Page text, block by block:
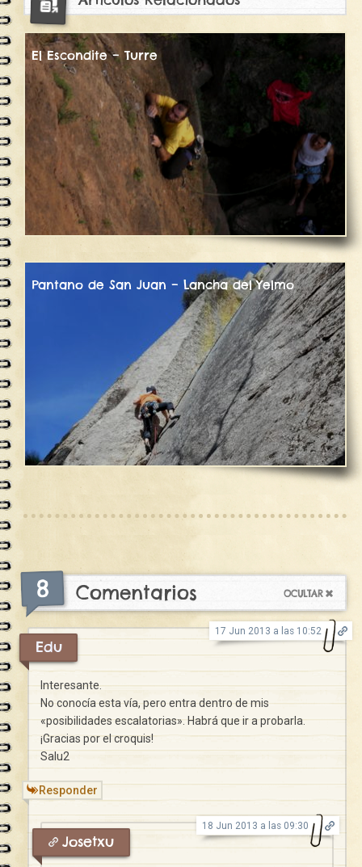
El Escondite – Turre
Pantano de San Juan – Lancha del Yelmo
8 Comentarios
Edu
17 Jun 2013 a las 10:52
Interesante.
No conocía esta vía, pero entra dentro de mis
«posibilidades escalatorias». Habrá que ir a probarla.
¡Gracias por el croquis!
Salu2
Responder
Josetxu
18 Jun 2013 a las 09:30